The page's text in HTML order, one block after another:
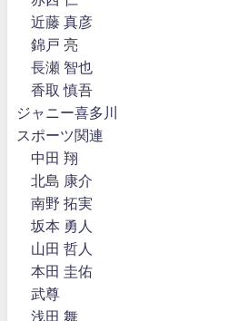
近藤 真彦
錦戸 亮
長瀬 智也
香取 慎吾
ジャニー喜多川
スポーツ関連
中田 翔
北島 康介
南野 拓実
坂本 勇人
山田 哲人
本田 圭佑
武尊
浅田 舞